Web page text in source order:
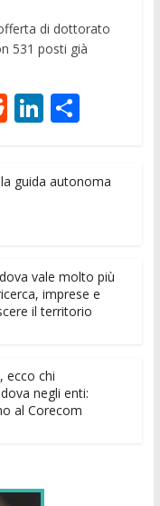
di dottorato
531 posti già
R
di
Li
e
C
di
guida autonoma
vale molto più
imprese e
il territorio
ecco chi
negli enti:
al Corecom